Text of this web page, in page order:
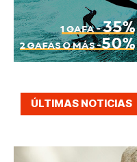
ÚLTIMAS NOTICIAS